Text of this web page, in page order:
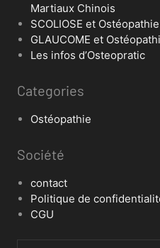
Martiaux Chinois
SCOLIOSE et Ostéopathie
GLAUCOME et
Les infos d’Osteopratic
Categories
Ostéopathie
Société
contact
Politique de
CGU